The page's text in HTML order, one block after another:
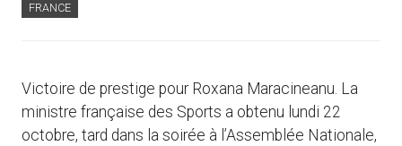
FRANCE
Victoire de prestige pour Roxana Maracineanu. La
ministre française des Sports a obtenu lundi 22
octobre, tard dans la soirée à l’Assemblée Nationale,